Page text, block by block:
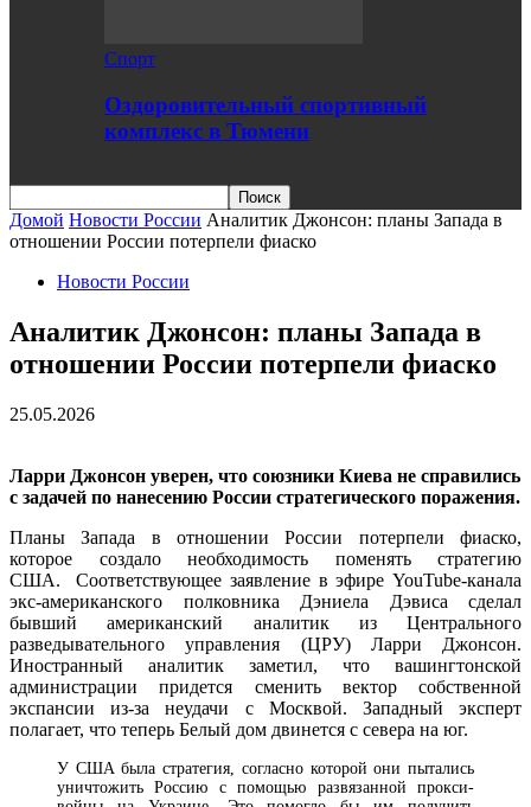
Спорт
Оздоровительный спортивный
комплекс в Тюмени
Домой Новости России Аналитик Джонсон: планы Запада в
отношении России потерпели фиаско
Новости России
Аналитик Джонсон: планы Запада в
отношении России потерпели фиаско
25.05.2026
Ларри Джонсон уверен, что союзники Киева не справились
с задачей по нанесению России стратегического поражения.
Планы Запада в отношении России потерпели фиаско,
которое создало необходимость поменять стратегию
США. Соответствующее заявление в эфире YouTube-канала
экс-американского полковника Дэниела Дэвиса сделал
бывший американский аналитик из Центрального
разведывательного управления (ЦРУ) Ларри Джонсон.
Иностранный аналитик заметил, что вашингтонской
администрации придется сменить вектор собственной
экспансии из-за неудачи с Москвой. Западный эксперт
полагает, что теперь Белый дом двинется с севера на юг.
У США была стратегия, согласно которой они пытались
уничтожить Россию с помощью развязанной прокси-